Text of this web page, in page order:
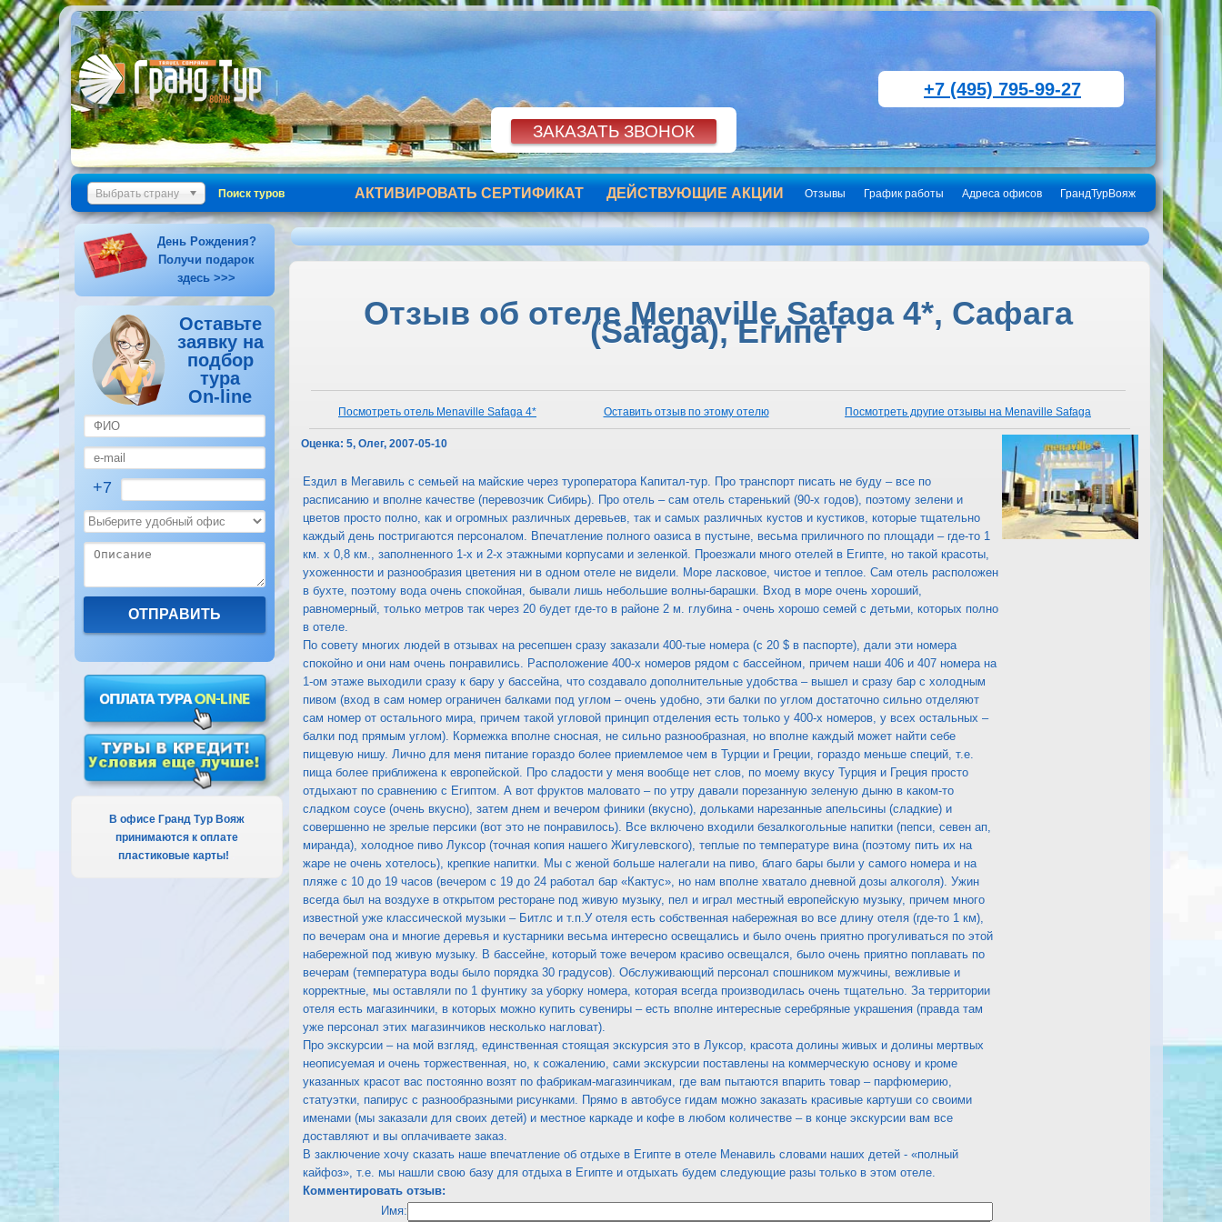
+7 (495) 795-99-27
Выбрать страну Поиск туров ГрандТурВояж
Адреса офисов
График работы
Отзывы
ДЕЙСТВУЮЩИЕ АКЦИИ
АКТИВИРОВАТЬ СЕРТИФИКАТ
День Рождения?
Получи подарок
здесь >>>
Оставьте
заявку на
подбор
тура
On-line
+7
В офисе Гранд Тур Вояж
принимаются к оплате
пластиковые карты!
Отзыв об отеле Menaville Safaga 4*, Сафага
(Safaga), Египет
Посмотреть отель Menaville Safaga 4* Оставить отзыв по этому отелю Посмотреть другие отзывы на Menaville Safaga
Оценка: 5, Олег, 2007-05-10
Ездил в Мегавиль с семьей на майские через туроператора Капитал-тур. Про транспорт писать не буду – все по
расписанию и вполне качестве (перевозчик Сибирь). Про отель – сам отель старенький (90-х годов), поэтому зелени и
цветов просто полно, как и огромных различных деревьев, так и самых различных кустов и кустиков, которые тщательно
каждый день постригаются персоналом. Впечатление полного оазиса в пустыне, весьма приличного по площади – где-то 1
км. х 0,8 км., заполненного 1-х и 2-х этажными корпусами и зеленкой. Проезжали много отелей в Египте, но такой красоты,
ухоженности и разнообразия цветения ни в одном отеле не видели. Море ласковое, чистое и теплое. Сам отель расположен
в бухте, поэтому вода очень спокойная, бывали лишь небольшие волны-барашки. Вход в море очень хороший,
равномерный, только метров так через 20 будет где-то в районе 2 м. глубина - очень хорошо семей с детьми, которых полно
в отеле.
По совету многих людей в отзывах на ресепшен сразу заказали 400-тые номера (с 20 $ в паспорте), дали эти номера
спокойно и они нам очень понравились. Расположение 400-х номеров рядом с бассейном, причем наши 406 и 407 номера на
1-ом этаже выходили сразу к бару у бассейна, что создавало дополнительные удобства – вышел и сразу бар с холодным
пивом (вход в сам номер ограничен балками под углом – очень удобно, эти балки по углом достаточно сильно отделяют
сам номер от остального мира, причем такой угловой принцип отделения есть только у 400-х номеров, у всех остальных –
балки под прямым углом). Кормежка вполне сносная, не сильно разнообразная, но вполне каждый может найти себе
пищевую нишу. Лично для меня питание гораздо более приемлемое чем в Турции и Греции, гораздо меньше специй, т.е.
пища более приближена к европейской. Про сладости у меня вообще нет слов, по моему вкусу Турция и Греция просто
отдыхают по сравнению с Египтом. А вот фруктов маловато – по утру давали порезанную зеленую дыню в каком-то
сладком соусе (очень вкусно), затем днем и вечером финики (вкусно), дольками нарезанные апельсины (сладкие) и
совершенно не зрелые персики (вот это не понравилось). Все включено входили безалкогольные напитки (пепси, севен ап,
миранда), холодное пиво Луксор (точная копия нашего Жигулевского), теплые по температуре вина (поэтому пить их на
жаре не очень хотелось), крепкие напитки. Мы с женой больше налегали на пиво, благо бары были у самого номера и на
пляже с 10 до 19 часов (вечером с 19 до 24 работал бар «Кактус», но нам вполне хватало дневной дозы алкоголя). Ужин
всегда был на воздухе в открытом ресторане под живую музыку, пел и играл местный европейскую музыку, причем много
известной уже классической музыки – Битлс и т.п.У отеля есть собственная набережная во все длину отеля (где-то 1 км),
по вечерам она и многие деревья и кустарники весьма интересно освещались и было очень приятно прогуливаться по этой
набережной под живую музыку. В бассейне, который тоже вечером красиво освещался, было очень приятно поплавать по
вечерам (температура воды было порядка 30 градусов). Обслуживающий персонал спошником мужчины, вежливые и
корректные, мы оставляли по 1 фунтику за уборку номера, которая всегда производилась очень тщательно. За территории
отеля есть магазинчики, в которых можно купить сувениры – есть вполне интересные серебряные украшения (правда там
уже персонал этих магазинчиков несколько нагловат).
Про экскурсии – на мой взгляд, единственная стоящая экскурсия это в Луксор, красота долины живых и долины мертвых
неописуемая и очень торжественная, но, к сожалению, сами экскурсии поставлены на коммерческую основу и кроме
указанных красот вас постоянно возят по фабрикам-магазинчикам, где вам пытаются впарить товар – парфюмерию,
статуэтки, папирус с разнообразными рисунками. Прямо в автобусе гидам можно заказать красивые картуши со своими
именами (мы заказали для своих детей) и местное каркаде и кофе в любом количестве – в конце экскурсии вам все
доставляют и вы оплачиваете заказ.
В заключение хочу сказать наше впечатление об отдыхе в Египте в отеле Менавиль словами наших детей - «полный
кайфоз», т.е. мы нашли свою базу для отдыха в Египте и отдыхать будем следующие разы только в этом отеле.
Комментировать отзыв:
Имя: